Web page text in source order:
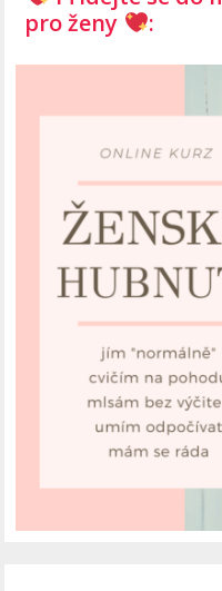
pro ženy
: